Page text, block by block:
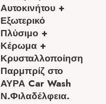
Αυτοκινήτου +
Εξωτερικό
Πλύσιμο +
Κέρωμα +
Κρυσταλλοποίηση
Παρμπρίζ στο
ΑΥΡΑ Car Wash
Ν.Φιλαδέλφεια.